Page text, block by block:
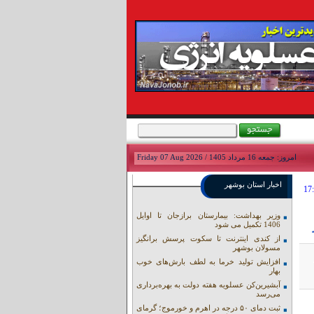
امروز: جمعه 16 مرداد 1405 / Friday 07 Aug 2026
اخبار استان بوشهر
وزیر بهداشت: بیمارستان برازجان تا اوایل
1406 تکمیل می شود
از کندی اینترنت تا سکوت پرسش برانگیز
مسولان بوشهر
افزایش تولید خرما به لطف بارش‌های خوب
بهار
آبشیرین‌کن عسلویه هفته دولت به بهره‌برداری
می‌رسد
ثبت دمای ۵۰ درجه در اهرم و خورموج؛ گرمای